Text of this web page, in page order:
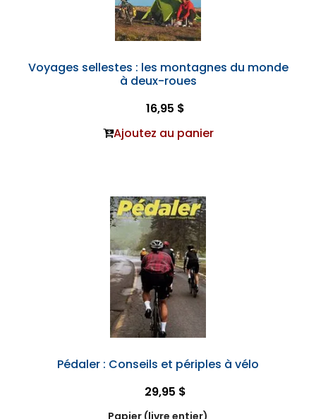
Voyages sellestes : les montagnes du monde
à deux-roues
16,95 $
Ajoutez au panier
Pédaler : Conseils et périples à vélo
29,95 $
Papier (livre entier)